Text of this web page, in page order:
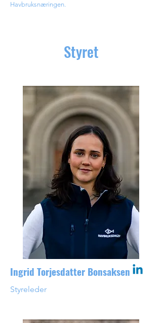
Havbruksnæringen.
Styret
Ingrid Torjesdatter Bonsaksen
Styreleder